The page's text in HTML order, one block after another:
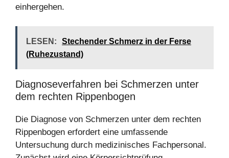
einhergehen.
LESEN:
Stechender Schmerz in der Ferse
(Ruhezustand)
Diagnoseverfahren bei Schmerzen unter
dem rechten Rippenbogen
Die Diagnose von Schmerzen unter dem rechten
Rippenbogen erfordert eine umfassende
Untersuchung durch medizinisches Fachpersonal.